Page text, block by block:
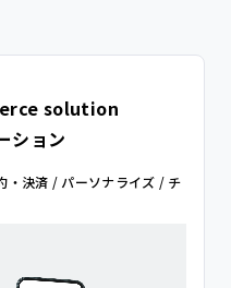
solution
ション
・決済 / パーソナライズ / チ